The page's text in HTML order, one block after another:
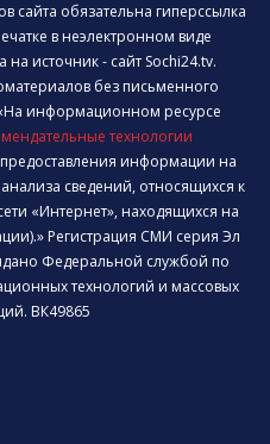
сайта обязательна гиперссылка
в неэлектронном виде
на источник - сайт Sochi24.tv.
без письменного
информационном ресурсе
технологии
информации на
сведений, относящихся к
«Интернет», находящихся на
Регистрация СМИ серия Эл
Федеральной службой по
технологий и массовых
ВК49865